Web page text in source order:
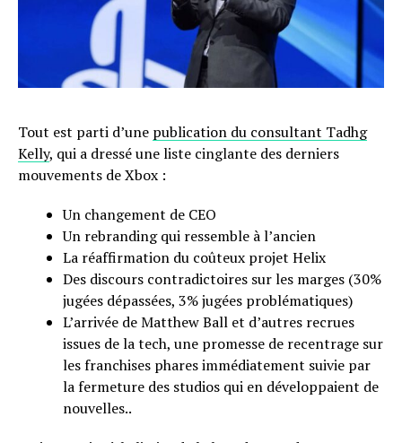
Tout est parti d’une publication du consultant Tadhg
Kelly, qui a dressé une liste cinglante des derniers
mouvements de Xbox :
Un changement de CEO
Un rebranding qui ressemble à l’ancien
La réaffirmation du coûteux projet Helix
Des discours contradictoires sur les marges (30%
jugées dépassées, 3% jugées problématiques)
L’arrivée de Matthew Ball et d’autres recrues
issues de la tech, une promesse de recentrage sur
les franchises phares immédiatement suivie par
la fermeture des studios qui en développaient de
nouvelles..